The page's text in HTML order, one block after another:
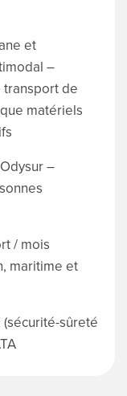
et
–
de
matériels
–
/ mois
maritime et
(sécurité-sûreté